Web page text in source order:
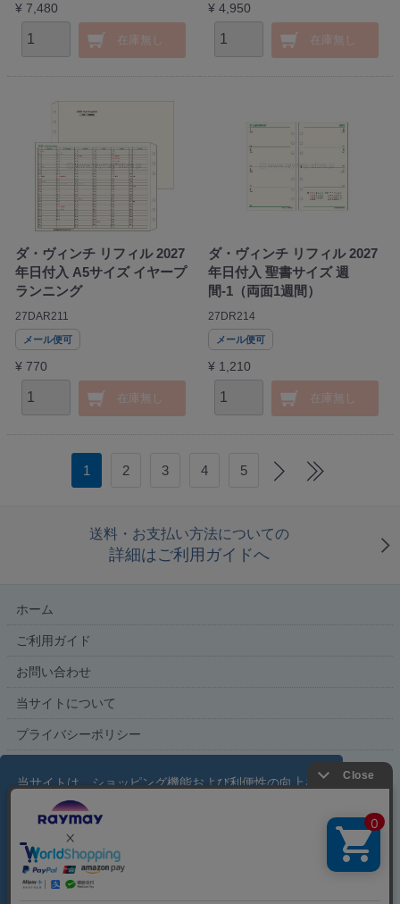
当サイトは、ショッピング機能および利便性の向上を
目的にクッキーを使用しています。サイトの利用を続
ける場合、クッキーに関するポリシーを受け入れたも
のと見なされます。
¥ 7,480
在庫無し
¥ 4,950
在庫無し
ダ・ヴィンチ リフィル 2027
年日付入 A5サイズ イヤープ
ランニング
27DAR211
メール便可
¥ 770
在庫無し
ダ・ヴィンチ リフィル 2027
年日付入 聖書サイズ 週
間-1（両面1週間）
27DR214
メール便可
¥ 1,210
在庫無し
1 2 3 4 5
送料・お支払い方法についての
詳細はご利用ガイドへ
ホーム
ご利用ガイド
お問い合わせ
当サイトについて
プライバシーポリシー
copyright (c) Raymay Store all rights reserved.